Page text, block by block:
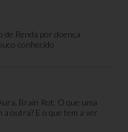
de Renda por doença
conhecido
Brain Rot. O que uma
a outra? E o que tem a ver